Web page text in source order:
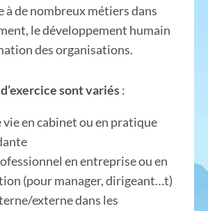
à de nombreux métiers dans
le développement humain
des organisations.
sont variés:
vie en cabinet ou en pratique
en entreprise ou en
(pour manager, dirigeant…t)
externe dans les